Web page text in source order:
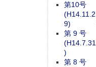
第10号
(H14.11.2
9)
第 9 号
(H14.7.31
)
第 8 号